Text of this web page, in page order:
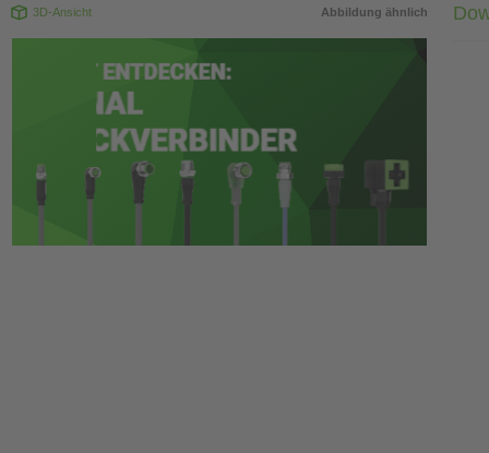
3D-Ansicht Abbildung ähnlich